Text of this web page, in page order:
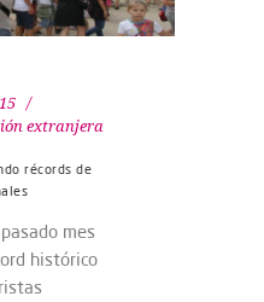
extranjera
récords de
mes
histórico